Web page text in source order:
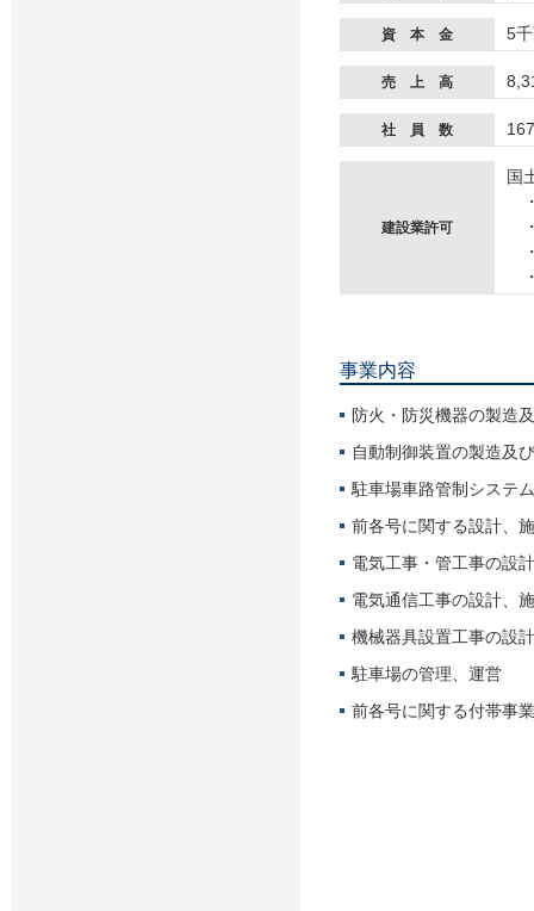
資 本 金 5
売 上 高
社 員 数
建設業許可
国
事業内容
防火・防災機器の製造
自動制御装置の製造及
駐車場車路管制システ
前各号に関する設計、
電気工事・管工事の設
電気通信工事の設計、
機械器具設置工事の設
駐車場の管理、運営
前各号に関する付帯事業